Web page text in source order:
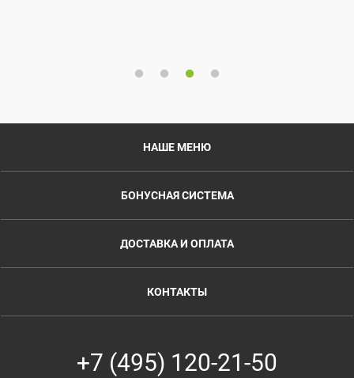
НАШЕ МЕНЮ
БОНУСНАЯ СИСТЕМА
ДОСТАВКА И ОПЛАТА
КОНТАКТЫ
+7 (495) 120-21-50